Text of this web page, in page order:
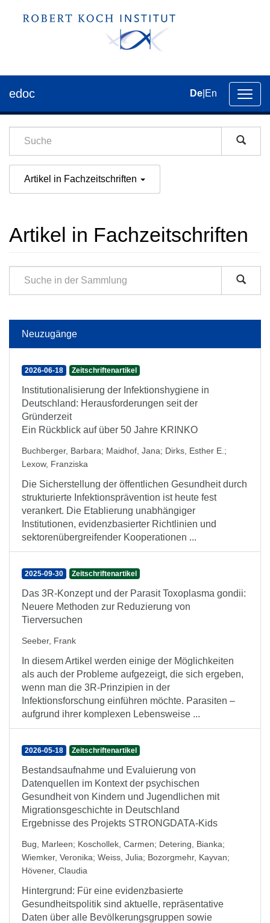
der
edoc De En
Artikel in Fachzeitschriften
Artikel in Fachzeitschriften
Neuzugänge
2026-06-18 Zeitschriftenartikel
Institutionalisierung der Infektionshygiene in
Deutschland: Herausforderungen seit der
Gründerzeit
Ein Rückblick auf über 50 Jahre KRINKO
Buchberger, Barbara; Maidhof, Jana; Dirks, Esther E. ;
Lexow, Franziska
Die Sicherstellung der öffentlichen Gesundheit durch
strukturierte Infektionsprävention ist heute fest
verankert. Die Etablierung unabhängiger
Institutionen, evidenzbasierter Richtlinien und
sektorenübergreifender Kooperationen ...
2025-09-30 Zeitschriftenartikel
Das 3R-Konzept und der Parasit Toxoplasma gondii:
Neuere Methoden zur Reduzierung von
Tierversuchen
Seeber, Frank
In diesem Artikel werden einige der Möglichkeiten
als auch der Probleme aufgezeigt, die sich ergeben,
wenn man die 3R-Prinzipien in der
Infektionsforschung einführen möchte. Parasiten –
aufgrund ihrer komplexen Lebensweise ...
2026-05-18 Zeitschriftenartikel
Bestandsaufnahme und Evaluierung von
Datenquellen im Kontext der psychischen
Gesundheit von Kindern und Jugendlichen mit
Migrationsgeschichte in Deutschland
Ergebnisse des Projekts STRONGDATA-Kids
Bug, Marleen; Koschollek, Carmen; Detering, Bianka;
Wiemker, Veronika; Weiss, Julia; Bozorgmehr, Kayvan;
Hövener, Claudia
Hintergrund: Für eine evidenzbasierte
Gesundheitspolitik sind aktuelle, repräsentative
Daten über alle Bevölkerungsgruppen sowie